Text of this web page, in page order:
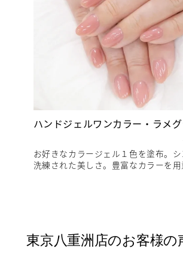
ハンドジェルワンカラー・ラメグ
お好きなカラージェル１色を塗布。
洗練された美しさ。豊富なカラーを用
東京八重洲店のお客様の